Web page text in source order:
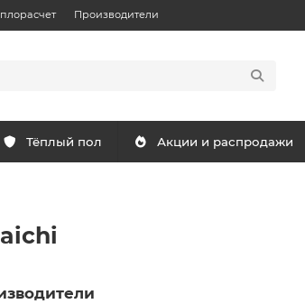
Производители
Тёплый пол Акции и распродажи